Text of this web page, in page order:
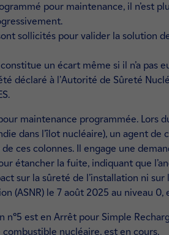
pour maintenance, il n’est
sollicités pour valider la solution
un écart même si il n’a pas
déclaré à l'Autorité de Sûreté
maintenance programmée. Lors
dans l’îlot nucléaire), un agent de
ces colonnes. Il engage une
étancher la fuite, indiquant que
sur la sûreté de l’installation ni
(ASNR) le 7 août 2025 au niveau 0,
n°5 est en Arrêt pour Simple
nucléaire, est en cours.